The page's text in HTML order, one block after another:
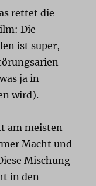
rettet die
Die
ist super,
ja in
wird).
am meisten
Macht und
Mischung
in den